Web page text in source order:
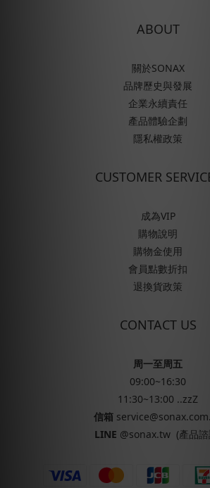
ABOUT
關於SONAX
品牌歷史與發展
企業永續責任
產品體驗企劃
隱私權政策
CUSTOMER
成為VIP
購物說明
購物金使用
會員點數折扣
退換貨政策
CONTACT US
周一至周五
09:00~16:30
11:30~13:00 ..zzZ
信箱
LINE @sonax.tw (產品